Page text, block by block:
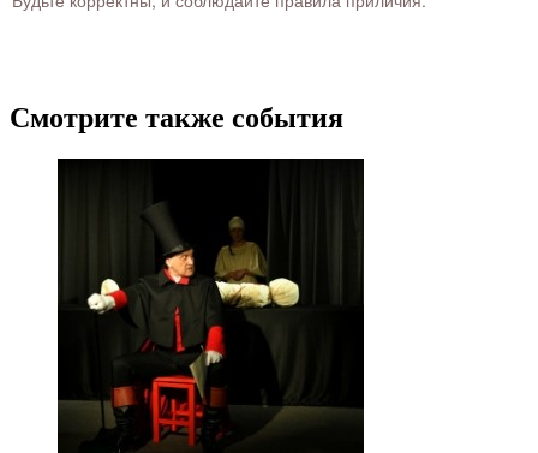
Смотрите также события